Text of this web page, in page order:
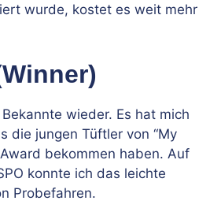
wurde, kostet es weit mehr
wieder. Es hat mich
die jungen Tüftler von “My
bekommen haben. Auf
konnte ich das leichte
Probefahren.